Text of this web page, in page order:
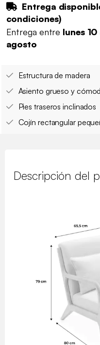
Entrega
condiciones)
Entrega entre lunes
agosto
Estructura de madera
Asiento grueso y
Pies traseros inclinados
Cojín rectangular
Descripción del